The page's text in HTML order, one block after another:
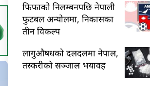
फिफाको निलम्बनपछि नेपाली
फुटबल अन्योलमा, निकासका
तीन विकल्प
लागुऔषधको दलदलमा नेपाल,
तस्करीको सञ्जाल भयावह